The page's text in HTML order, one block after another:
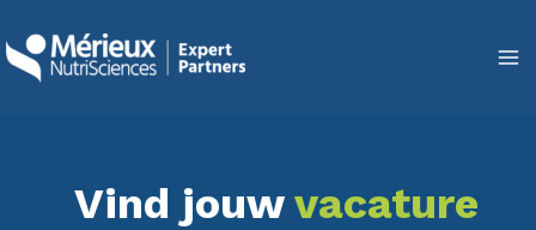
naar
inhoud
Vind jouwvacature